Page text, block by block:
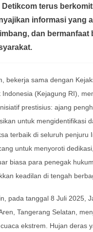
Detikcom terus
informasi yang
dan bermanfaat
bekerja sama dengan
Indonesia (Kejagung RI),
prestisius: ajang
untuk mengidentifikasi
terbaik di seluruh penjuru
untuk menyoroti
biasa para penegak
keadilan di tengah
pada tanggal 8 Juli 2025,
Tangerang Selatan,
ekstrem. Hujan deras